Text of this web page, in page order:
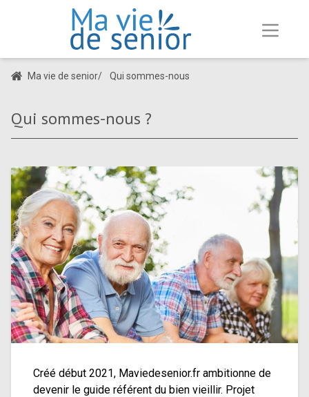
Ma vie de senior/ Qui sommes-nous
Qui sommes-nous ?
Créé début 2021, Maviedesenior.fr ambitionne de
devenir le guide référent du bien vieillir. Projet